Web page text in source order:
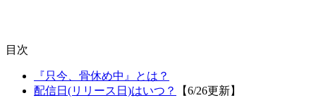
目次
『只今、骨休め中』とは？
配信日(リリース日)はいつ？
【6/26更新】